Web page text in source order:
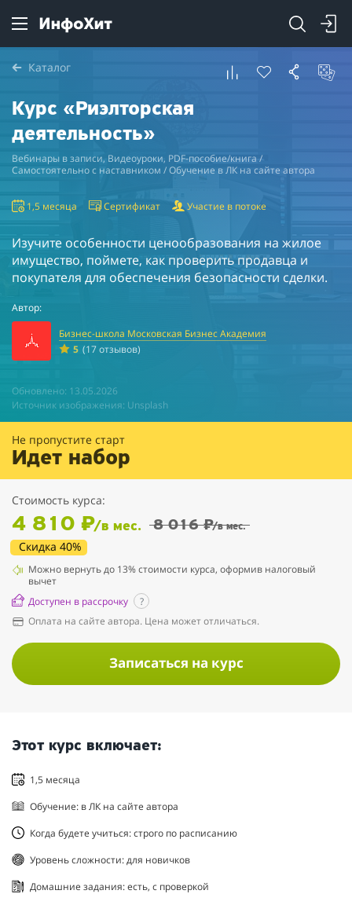
Каталог
Курс «Риэлторская
деятельность»
Вебинары в записи, Видеоуроки, PDF-пособие/книга /
Самостоятельно с наставником / Обучение в ЛК на сайте автора
1,5 месяца Сертификат Участие в потоке
Изучите особенности ценообразования на жилое
имущество, поймете, как проверить продавца и
покупателя для обеспечения безопасности сделки.
Автор:
Бизнес-школа Московская Бизнес Академия
5 (17 отзывов)
Обновлено: 13.05.2026
Источник изображения: Unsplash
Не пропустите старт
Идет набор
Стоимость курса:
4 810 ₽/в мес. 8 016 ₽/в мес.
Скидка 40%
Можно вернуть до 13% стоимости курса, оформив налоговый
вычет
Доступен в рассрочку
?
Оплата на сайте автора. Цена может отличаться.
Записаться на курс
Этот курс включает:
1,5 месяца
Обучение: в ЛК на сайте автора
Когда будете учиться: строго по расписанию
Уровень сложности: для новичков
Домашние задания: есть, с проверкой